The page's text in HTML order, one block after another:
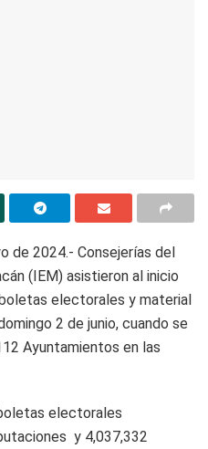
de 2024.- Consejerías del
(IEM) asistieron al inicio
electorales y material
2 de junio, cuando se
Ayuntamientos en las
electorales
y 4,037,332